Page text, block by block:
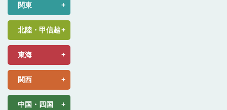
関東
北陸・甲信越
東海
関西
中国・四国